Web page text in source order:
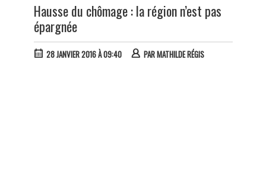
Hausse du chômage : la région n’est pas
épargnée
28 JANVIER 2016 À 09:40 PARMATHILDE RÉGIS